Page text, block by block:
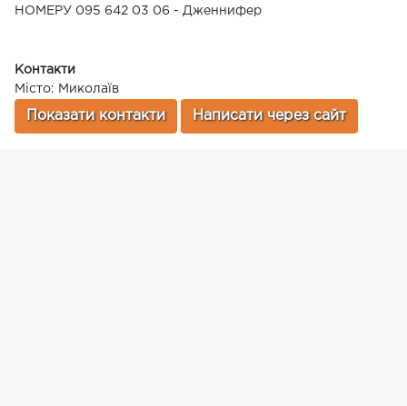
НОМЕРУ 095 642 03 06 - Дженнифер
Контакти
Місто: Миколаїв
Показати контакти Написати через сайт